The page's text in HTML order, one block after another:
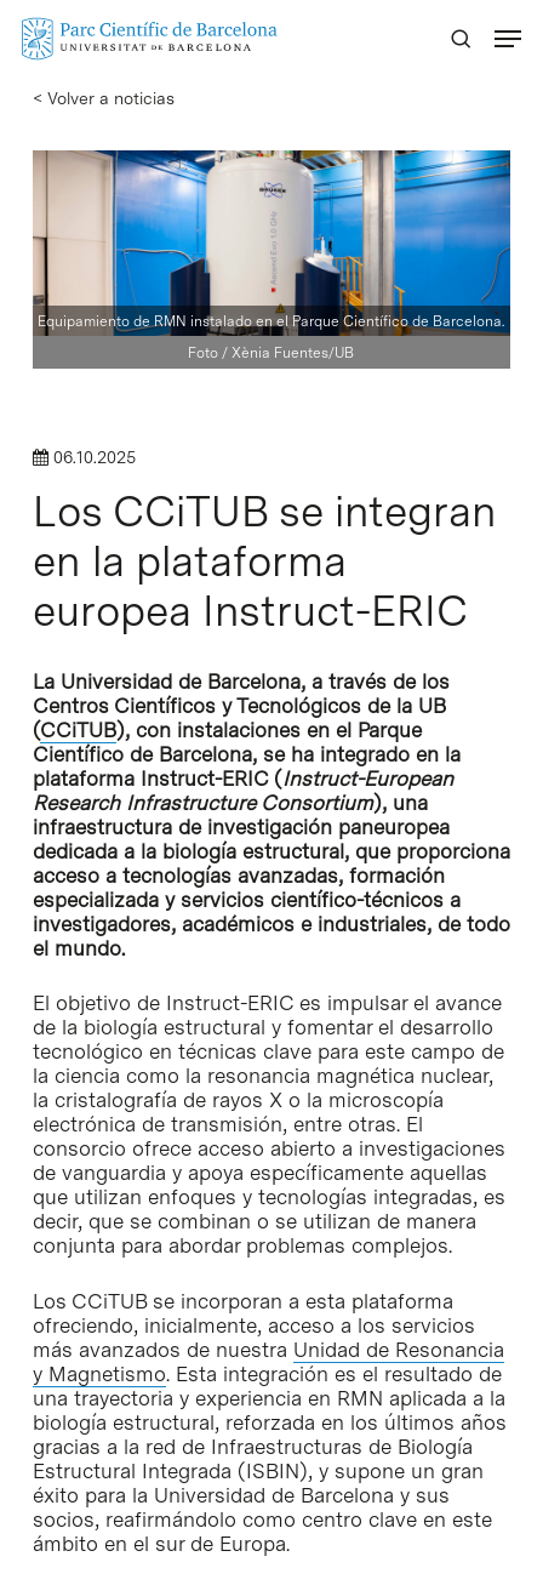
Skip
content
< Volver a noticias
Equipamiento de RMN instalado en el Parque Científico de Barcelona.
Foto / Xènia Fuentes/UB
06.10.2025
Los CCiTUB se integran
en la plataforma
europea Instruct-ERIC
La Universidad de Barcelona, a través de los
Centros Científicos y Tecnológicos de la UB
(CCiTUB), con instalaciones en el Parque
Científico de Barcelona, se ha integrado en la
plataforma Instruct-ERIC (Instruct-European
Research Infrastructure Consortium), una
infraestructura de investigación paneuropea
dedicada a la biología estructural, que proporciona
acceso a tecnologías avanzadas, formación
especializada y servicios científico-técnicos a
investigadores, académicos e industriales, de todo
el mundo.
El objetivo de Instruct-ERIC es impulsar el avance
de la biología estructural y fomentar el desarrollo
tecnológico en técnicas clave para este campo de
la ciencia como la resonancia magnética nuclear,
la cristalografía de rayos X o la microscopía
electrónica de transmisión, entre otras. El
consorcio ofrece acceso abierto a investigaciones
de vanguardia y apoya específicamente aquellas
que utilizan enfoques y tecnologías integradas, es
decir, que se combinan o se utilizan de manera
conjunta para abordar problemas complejos.
Los CCiTUB se incorporan a esta plataforma
ofreciendo, inicialmente, acceso a los servicios
más avanzados de nuestra Unidad de Resonancia
y Magnetismo. Esta integración es el resultado de
una trayectoria y experiencia en RMN aplicada a la
biología estructural, reforzada en los últimos años
gracias a la red de Infraestructuras de Biología
Estructural Integrada (ISBIN), y supone un gran
éxito para la Universidad de Barcelona y sus
socios, reafirmándolo como centro clave en este
ámbito en el sur de Europa.